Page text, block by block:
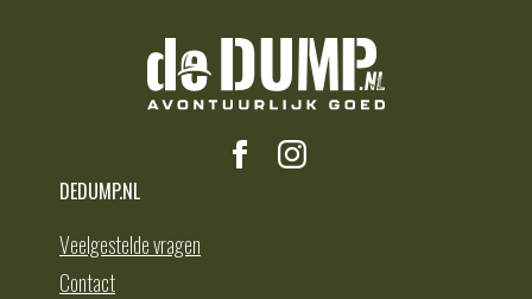
DEDUMP.NL
Veelgestelde vragen
Contact